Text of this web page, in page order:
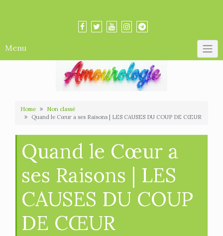
Menu
Home
Non classé
Quand le Cœur a ses Raisons | LES CAUSES DU COUP DE CŒUR
Quand le Cœur a
ses Raisons | LES
CAUSES DU COUP
DE CŒUR